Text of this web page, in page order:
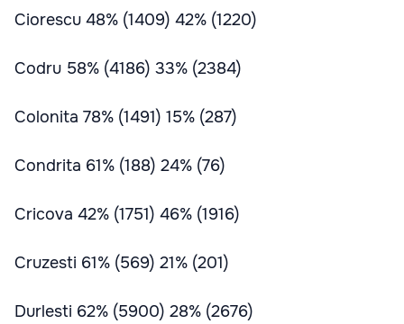
Ciorescu 48% (1409) 42% (1220)
Codru 58% (4186) 33% (2384)
Colonita 78% (1491) 15% (287)
Condrita 61% (188) 24% (76)
Cricova 42% (1751) 46% (1916)
Cruzesti 61% (569) 21% (201)
Durlesti 62% (5900) 28% (2676)